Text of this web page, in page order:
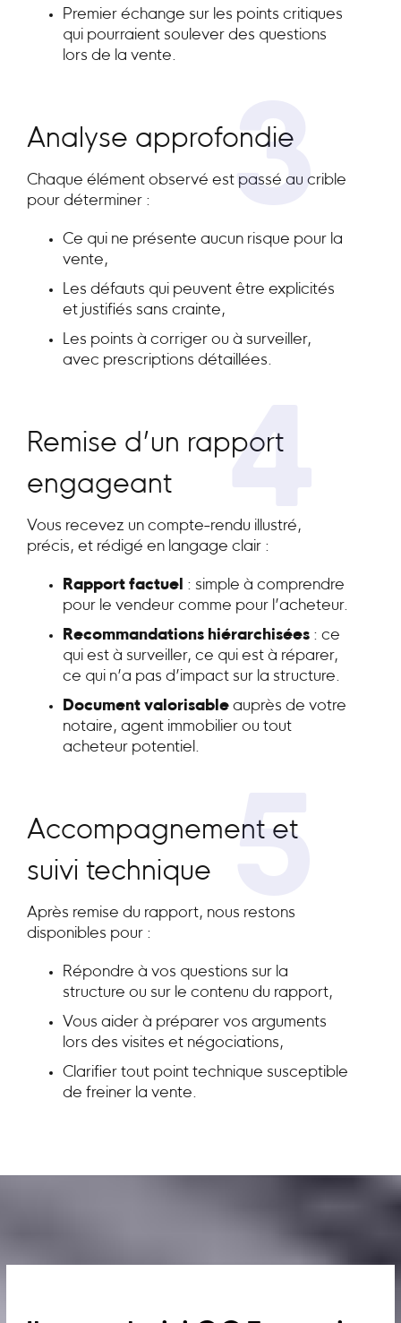
Premier échange sur les points critiques
qui pourraient soulever des questions
lors de la vente.
3
Analyse approfondie
Chaque élément observé est passé au crible
pour déterminer :
Ce qui ne présente aucun risque pour la
vente,
Les défauts qui peuvent être explicités
et justifiés sans crainte,
Les points à corriger ou à surveiller,
avec prescriptions détaillées.
4
Remise d’un rapport
engageant
Vous recevez un compte-rendu illustré,
précis, et rédigé en langage clair :
Rapport factuel : simple à comprendre
pour le vendeur comme pour l’acheteur.
Recommandations hiérarchisées : ce
qui est à surveiller, ce qui est à réparer,
ce qui n’a pas d’impact sur la structure.
Document valorisable auprès de votre
notaire, agent immobilier ou tout
acheteur potentiel.
5
Accompagnement et
suivi technique
Après remise du rapport, nous restons
disponibles pour :
Répondre à vos questions sur la
structure ou sur le contenu du rapport,
Vous aider à préparer vos arguments
lors des visites et négociations,
Clarifier tout point technique susceptible
de freiner la vente.